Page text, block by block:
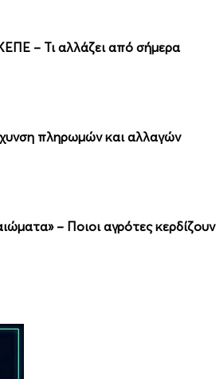
– Τι αλλάζει από σήμερα
πληρωμών και αλλαγών
– Ποιοι αγρότες κερδίζουν